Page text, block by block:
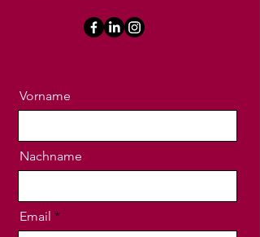
Vorname
Nachname
Email